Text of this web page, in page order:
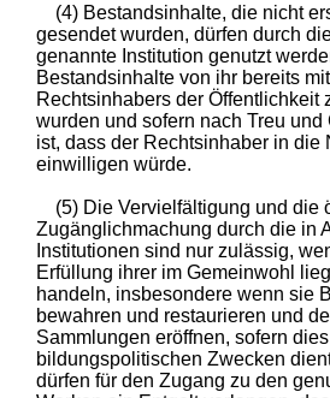
(4) Bestandsinhalte, die nicht
gesendet wurden, dürfen durch
genannte Institution genutzt
Bestandsinhalte von ihr bereits
Rechtsinhabers der Öffentlichkeit
wurden und sofern nach Treu
ist, dass der Rechtsinhaber in die
einwilligen würde.
(5) Die Vervielfältigung und die
Zugänglichmachung durch die in
Institutionen sind nur zulässig,
Erfüllung ihrer im Gemeinwohl
handeln, insbesondere wenn sie
bewahren und restaurieren und
Sammlungen eröffnen, sofern
bildungspolitischen Zwecken
dürfen für den Zugang zu den